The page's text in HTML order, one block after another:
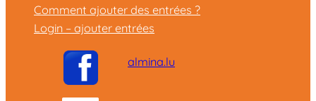
Comment ajouter des entrées ?
Login – ajouter entrées
almina.lu